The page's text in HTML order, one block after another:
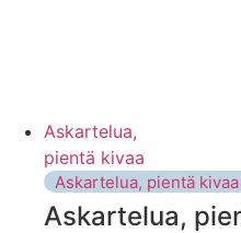
Askartelua,
pientä kivaa
Askartelua, pientä kivaa
Askartelua,